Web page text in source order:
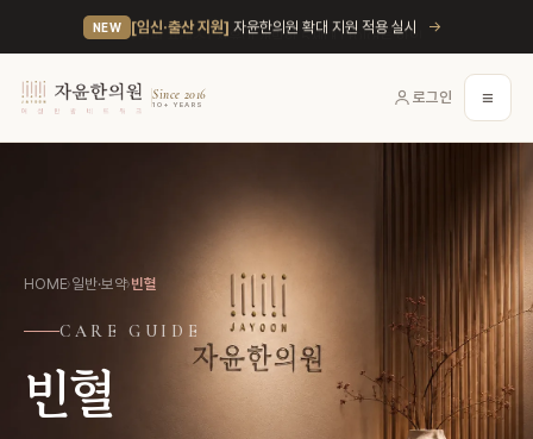
NEW [임신·출산 지원] 자윤한의원 확대 지원 적용 실시 →
Since 2016
10+ YEARS 로그인 ≡
HOME›일반·보약›빈혈
CARE GUIDE
빈혈